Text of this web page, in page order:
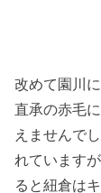
改めて園川
直承の赤毛
えませんで
れています
ると紐倉は